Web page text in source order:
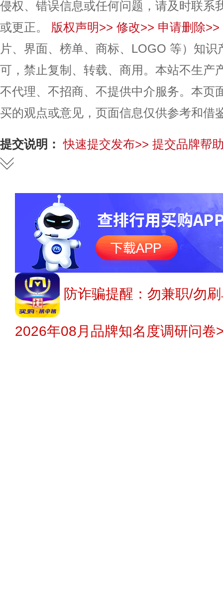
侵权、错误信息或任何问题，请及时联系
或更正。
版权声明>> 修改>> 申请删除>>
片、界面、榜单、商标、LOGO 等）知
可，禁止复制、转载、商用。本站不生产
不代理、不招商、不提供中介服务。本页
买的观点或意见，页面信息仅供参考和借
提交说明： 快速提交发布>> 提交品牌帮
防诈骗提醒：勿兼职/勿
2026年08月品牌知名度调研问卷